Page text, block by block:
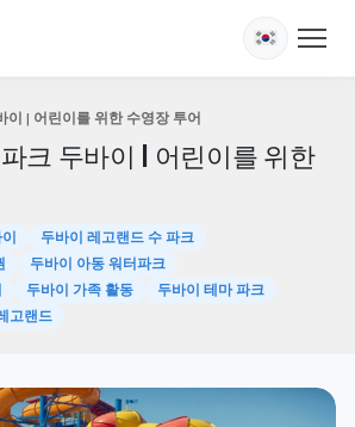
이 | 어린이를 위한 수영장 투어
크 두바이 | 어린이를 위한
두바이 레고랜드 수 파크
두바이 아동 워터파크
두바이 가족 활동
두바이 테마 파크
고랜드